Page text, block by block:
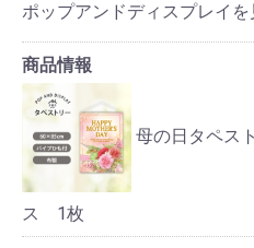
ポップアンドディスプレイを
商品情報
母の日タペス
ス 1枚